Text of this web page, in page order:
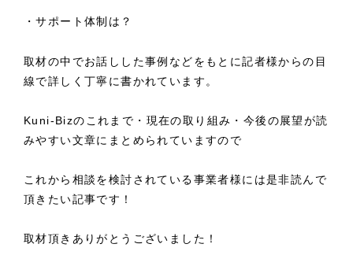
・サポート体制は？
取材の中でお話しした事例などをもとに記者様からの目
線で詳しく丁寧に書かれています。
Kuni-Bizのこれまで・現在の取り組み・今後の展望が読
みやすい文章にまとめられていますので
これから相談を検討されている事業者様には是非読んで
頂きたい記事です！
取材頂きありがとうございました！